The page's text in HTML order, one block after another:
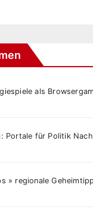
als
Portale für Politik
» regionale